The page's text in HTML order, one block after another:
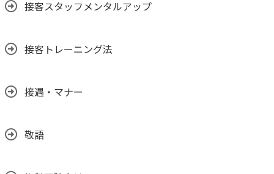
接客スタッフメンタルアップ
接客トレーニング法
接遇・マナー
敬語